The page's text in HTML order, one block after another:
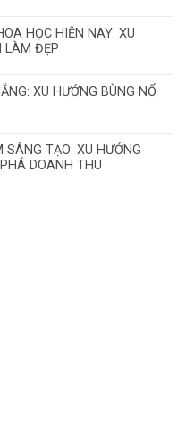
HỌC HIỆN NAY: XU
LÀM ĐẸP
XU HƯỚNG BÙNG NỔ
SÁNG TẠO: XU HƯỚNG
DOANH THU